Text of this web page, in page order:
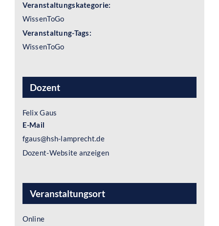
Veranstaltungskategorie:
WissenToGo
Veranstaltung-Tags:
WissenToGo
Veranstaltungsort
Online
Dozent
Felix Gaus
E-Mail
fgaus@hsh-lamprecht.de
Dozent-Website anzeigen